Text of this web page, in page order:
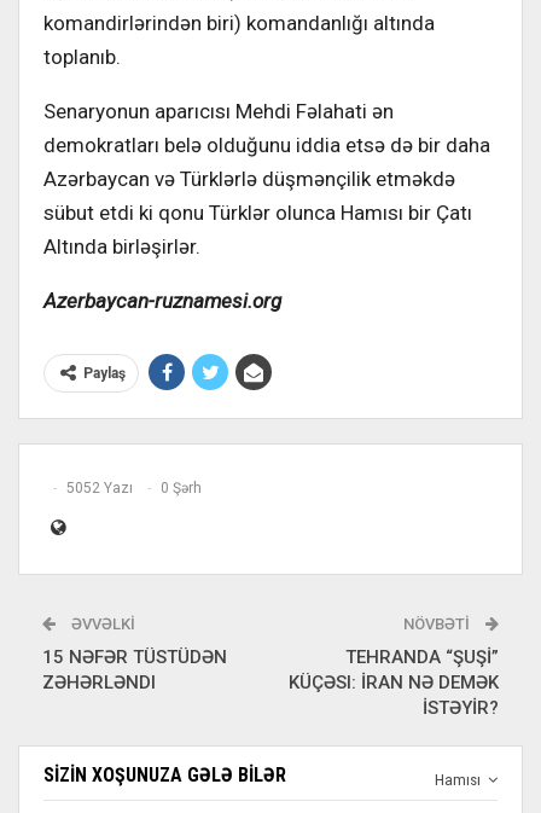
komandirlərindən biri) komandanlığı altında
toplanıb.
Senaryonun aparıcısı Mehdi Fəlahati ən
demokratları belə olduğunu iddia etsə də bir daha
Azərbaycan və Türklərlə düşmənçilik etməkdə
sübut etdi ki qonu Türklər olunca Hamısı bir Çatı
Altında birləşirlər.
Azerbaycan-ruznamesi.org
Paylaş
5052 Yazı 0 Şərh
ƏVVƏLKI
15 NƏFƏR TÜSTÜDƏN
ZƏHƏRLƏNDI
NÖVBƏTI
TEHRANDA “ŞUŞİ”
KÜÇƏSI: İRAN NƏ DEMƏK
İSTƏYİR?
Hamısı
SIZIN XOŞUNUZA GƏLƏ BILƏR